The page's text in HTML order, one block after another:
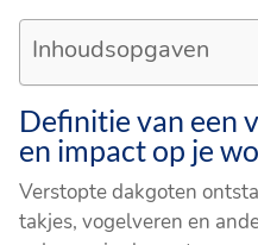
Inhoudsopgaven
Definitie van een
en impact op je
Verstopte dakgoten
takjes, vogelveren en